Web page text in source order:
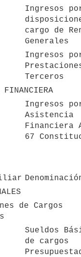
Ingresos
cargo de
Generales
Ingresos
Terceros
FINANCIERA
Ingresos
Asistencia
Financiera
67
de Cargos
Sueldos
de cargos